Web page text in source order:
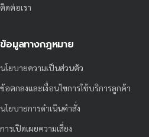
ติดต่อเรา
ข้อมูลทางกฎหมาย
นโยบายความเป็นส่วนตัว
ข้อตกลงและเงื่อนไขการใช้บริการลูกค้า
นโยบายการดำเนินคำสั่ง
การเปิดเผยความเสี่ยง